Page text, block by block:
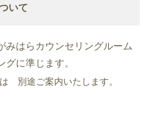
いて
みはらカウンセリングルーム
に準じます。
別途ご案内いたします。